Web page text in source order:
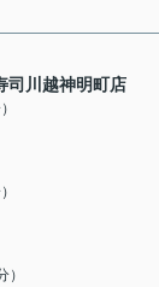
司川越神明町店